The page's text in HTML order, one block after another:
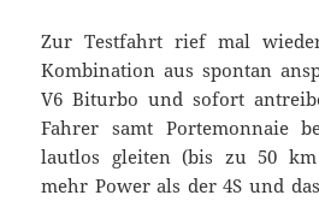
Zur Testfahrt rief mal
Kombination aus spontan
V6 Biturbo und sofort
Fahrer samt Portemonnaie
lautlos gleiten (bis zu 50 km
mehr Power als der 4S und